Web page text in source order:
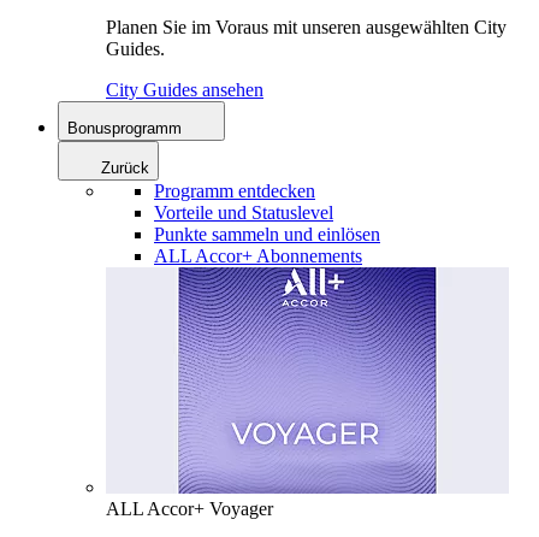
Planen Sie im Voraus mit unseren ausgewählten City
Guides.
City Guides ansehen
Bonusprogramm
Zurück
Programm entdecken
Vorteile und Statuslevel
Punkte sammeln und einlösen
ALL Accor+ Abonnements
ALL Accor+ Voyager